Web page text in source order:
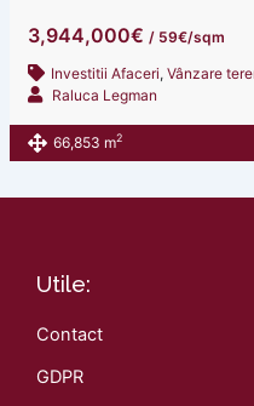
3,944,000€ / 59€/sqm
Investitii Afaceri, Vânzare
Raluca Legman
66,853 m2
Utile:
Contact
GDPR